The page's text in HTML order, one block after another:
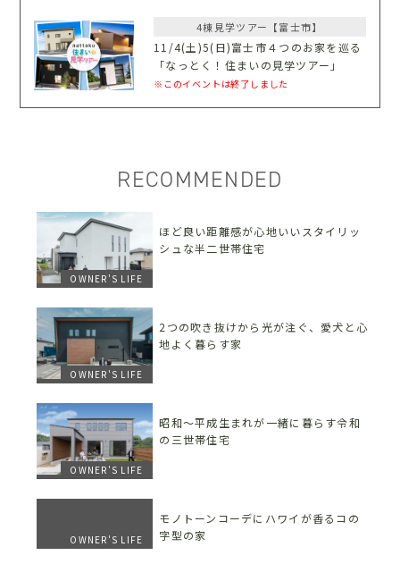
4棟見学ツアー【富士市】
11/4(土)5(日)富士市４つのお家を巡る
「なっとく！住まいの見学ツアー」
※このイベントは終了しました
RECOMMENDED
OWNER'S LIFE
ほど良い距離感が心地いいスタイリッ
シュな半二世帯住宅
OWNER'S LIFE
2つの吹き抜けから光が注ぐ、愛犬と心
地よく暮らす家
OWNER'S LIFE
昭和〜平成生まれが一緒に暮らす令和
の三世帯住宅
OWNER'S LIFE
モノトーンコーデにハワイが香るコの
字型の家